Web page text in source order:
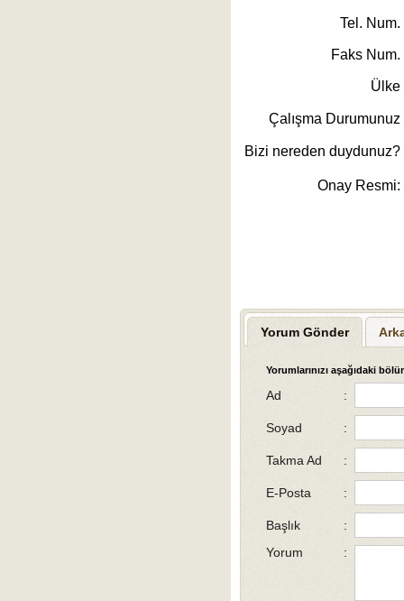
Tel. Num.
Faks Num.
Ülke
Çalışma Durumunuz
Bizi nereden duydunuz?
Onay Resmi:
Yorum Gönder
Yorumlarınızı aşağıdaki
Ad :
Soyad :
Takma Ad :
E-Posta :
Başlık
:
Yorum
: